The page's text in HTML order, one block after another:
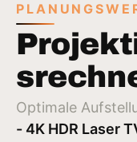
Optimale
- 4K HDR Laser